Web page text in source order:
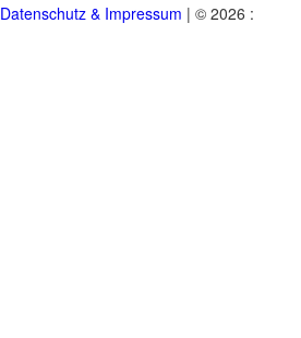
Datenschutz & Impressum | © 2026 :